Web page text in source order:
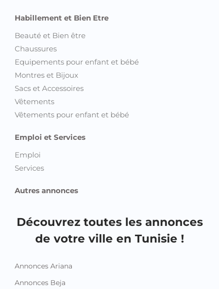
Habillement et Bien Etre
Beauté et Bien être
Chaussures
Equipements pour enfant et bébé
Montres et Bijoux
Sacs et Accessoires
Vêtements
Vêtements pour enfant et bébé
Emploi et Services
Emploi
Services
Autres annonces
Découvrez toutes les annonces
de votre ville en Tunisie !
Annonces Ariana
Annonces Beja